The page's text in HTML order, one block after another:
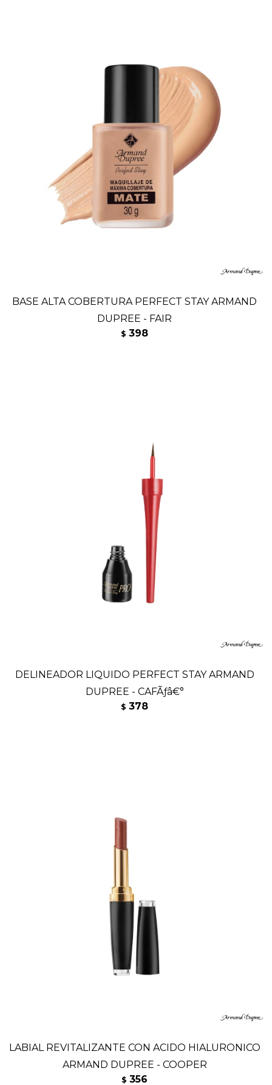
BASE ALTA COBERTURA PERFECT STAY ARMAND
DUPREE - FAIR
$ 398
DELINEADOR LIQUIDO PERFECT STAY ARMAND
DUPREE - CAFÃƒâ€°
$ 378
LABIAL REVITALIZANTE CON ACIDO HIALURONICO
ARMAND DUPREE - COOPER
$ 356